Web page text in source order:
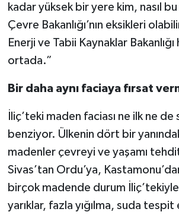
kadar yüksek bir yere kim, nasıl
Çevre Bakanlığı’nın eksikleri
Enerji ve Tabii Kaynaklar
ortada.”
Bir daha aynı faciaya fırsat
İliç’teki maden faciası ne ilk ne
benziyor. Ülkenin dört bir
madenler çevreyi ve yaşamı
Sivas’tan Ordu’ya,
birçok madende durum
yarıklar, fazla yığılma, suda tespit